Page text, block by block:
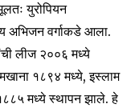
युरोपियन
अभिजन वर्गाकडे आला.
लीज २००६ मध्ये
१८९४ मध्ये, इस्लाम
मध्ये स्थापन झाले. हे